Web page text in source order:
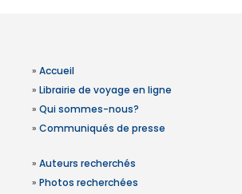
» Accueil
» Librairie de voyage en ligne
» Qui sommes-nous?
» Communiqués de presse
» Auteurs recherchés
» Photos recherchées